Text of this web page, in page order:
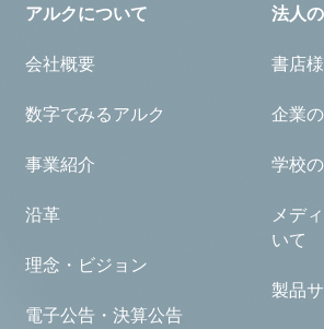
アルクについて
会社概要
数字でみるアルク
事業紹介
沿革
理念・ビジョン
電子公告・決算公告
法人
書店様
企業
学校
メデ
いて
製品